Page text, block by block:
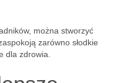
można stworzyć
zarówno słodkie
dla zdrowia.